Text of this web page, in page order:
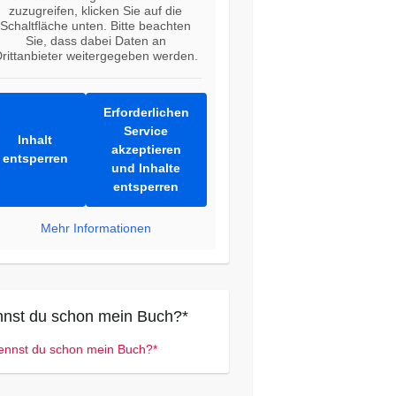
zuzugreifen, klicken Sie auf die
Schaltfläche unten. Bitte beachten
Sie, dass dabei Daten an
weitergegeben werden.
Inhalt
entsperren
Erforderlichen
Service
akzeptieren
und Inhalte
entsperren
Mehr Informationen
du schon mein Buch?*